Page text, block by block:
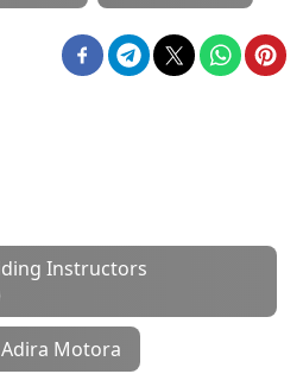
Instructors
Adira Motora